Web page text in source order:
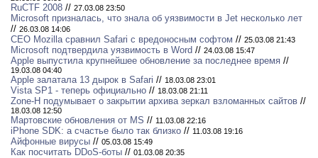
RuCTF 2008 // 27.03.08 23:50
Microsoft призналась, что знала об уязвимости в Jet несколько лет
// 26.03.08 14:06
CEO Mozilla сравнил Safari с вредоносным софтом // 25.03.08 21:43
Microsoft подтвердила уязвимость в Word // 24.03.08 15:47
Apple выпустила крупнейшее обновление за последнее время //
19.03.08 04:40
Apple залатала 13 дырок в Safari // 18.03.08 23:01
Vista SP1 - теперь официально // 18.03.08 21:11
Zone-H подумывает о закрытии архива зеркал взломанных сайтов //
18.03.08 12:50
Мартовские обновления от MS // 11.03.08 22:16
iPhone SDK: а счастье было так близко // 11.03.08 19:16
Айфонные вирусы // 05.03.08 15:49
Как посчитать DDoS-боты // 01.03.08 20:35